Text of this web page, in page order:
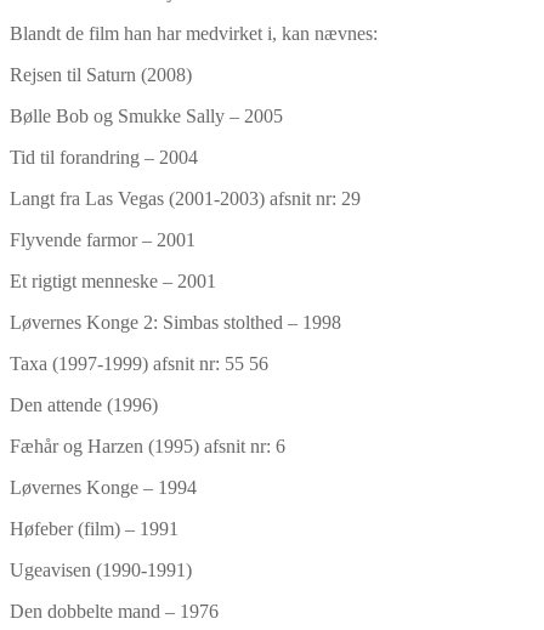
Blandt de film han har medvirket i, kan nævnes:
Rejsen til Saturn (2008)
Bølle Bob og Smukke Sally – 2005
Tid til forandring – 2004
Langt fra Las Vegas (2001-2003) afsnit nr: 29
Flyvende farmor – 2001
Et rigtigt menneske – 2001
Løvernes Konge 2: Simbas stolthed – 1998
Taxa (1997-1999) afsnit nr: 55 56
Den attende (1996)
Fæhår og Harzen (1995) afsnit nr: 6
Løvernes Konge – 1994
Høfeber (film) – 1991
Ugeavisen (1990-1991)
Den dobbelte mand – 1976